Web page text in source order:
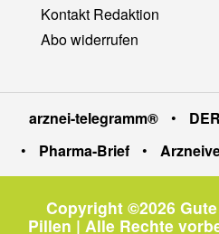
Kontakt Redaktion
Abo widerrufen
arznei-telegramm® •
•
Pharma-Brief •
Copyright ©2026
Pillen | Alle Rechte